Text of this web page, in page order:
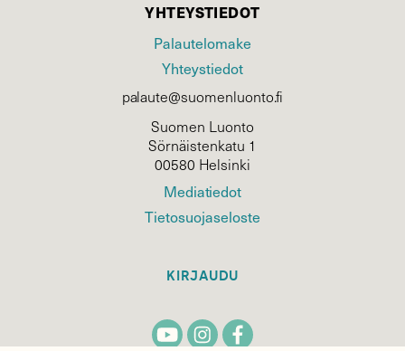
YHTEYSTIEDOT
Palautelomake
Yhteystiedot
palaute@suomenluonto.fi
Suomen Luonto
Sörnäistenkatu 1
00580 Helsinki
Mediatiedot
Tietosuojaseloste
KIRJAUDU